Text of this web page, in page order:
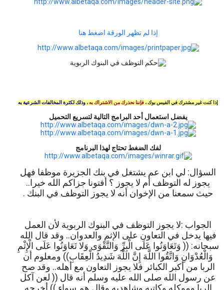
إذا لم تظهر الورقة اضغط هنا
إذا كنت غير مشترك في الفيس بوك ، فإننا نحذرك من الاشتراك به، وذلك لكثرة المخالفات الشرعية به
يفضل استعمال أحد البرامج التالية لتسريع التحميل
لفك الضغط تحتاج لهذا البرنامج
السؤال: لي ابن عم يشتغل في بنك الجزيرة موظفا فهل
يجوز له التوظف أم لا يجوز ؟ أفتونا جزاكم الله خيرا..
حيث سمعنا من الإخوان أنه لا يجوز التوظف في البنك .
الجواب :لا يجوز التوظف في البنوك الربوية لأن العمل
فيها يدخل في التعاون على الإثم والعدوان.. وقد قال الله
سبحانه: (( وَتَعَاوَنُوا عَلَى الْبِرِّ وَالتَّقْوَى وَلا تَعَاوَنُوا عَلَى الْإِثْمِ
وَالْعُدْوَانِ وَاتَّقُوا اللَّهَ إِنَّ اللَّهَ شَدِيدُ الْعِقَابِ)) ومعلوم أن
الربا من أكبر الكبائر فلا يجوز التعاون مع أهله.. وقد صح
عن رسول الله صلى الله عليه وسلم أنه قال (( لعن آكل
الربا وموكله وكاتبه وشاهديه وقال هم سواء )) أخرجه